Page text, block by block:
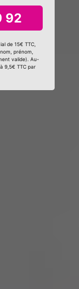
92
de 15€ TTC,
prénom,
valide). Au-
9,5€ TTC par